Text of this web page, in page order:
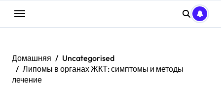
Домашняя
Uncategorised
Липомы в органах ЖКТ: симптомы и методы
лечение